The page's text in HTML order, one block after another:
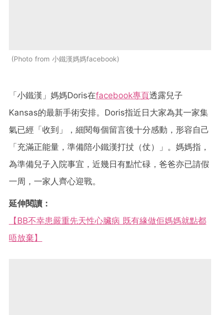
Photo from 小鐵漢媽媽facebook
「小鐵漢」媽媽Doris在facebook專頁透露兒子
Kansas的最新手術安排。Doris指近日大家為其一家集
氣已經「收到」，細閱每個留言後十分感動，形容自己
「充滿正能量，準備陪小鐵漢打扙（仗）」。媽媽指，
為準備兒子入院事宜，近幾日有點忙碌，爸爸亦已請假
一周，一家人齊心迎戰。
延伸閱讀：
【BB不幸患嚴重先天性心臟病 既有緣做佢媽媽就點都
唔放棄】